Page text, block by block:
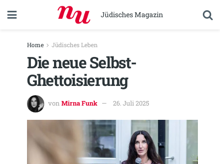
Jüdisches Magazin
Home Jüdisches Leben
Die neue Selbst-
Ghettoisierung
von Mirna Funk 26. Juli 2025